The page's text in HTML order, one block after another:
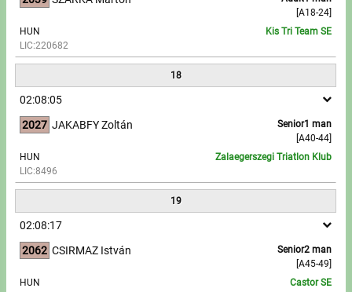
[A18-24]
HUN
LIC:220682
Kis Tri Team SE
18
02:08:05
2027
Senior1 man
[A40-44]
JAKABFY Zoltán
HUN
LIC:8496
Zalaegerszegi Triatlon Klub
19
02:08:17
2062
Senior2 man
[A45-49]
CSIRMAZ István
HUN
Castor SE